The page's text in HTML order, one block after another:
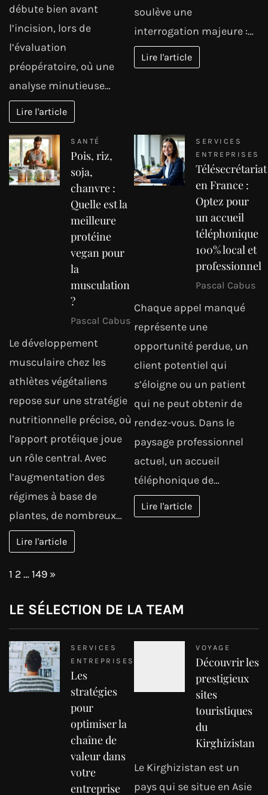
débute bien avant
l’incision, lors de
l’évaluation
préopératoire, où une
analyse minutieuse…
Lire l'article
soulève une
interrogation majeure :…
Lire l'article
SANTÉ
Pois, riz,
soja,
chanvre :
Quelle est la
meilleure
protéine
vegan pour
la
musculation
?
Pascal Cabus
Le développement
musculaire chez les
athlètes végétaliens
repose sur une stratégie
nutritionnelle précise, où
l’apport protéique joue
un rôle central. Avec
l’augmentation des
régimes à base de
plantes, de nombreux…
Lire l'article
SERVICES
ENTREPRISES
Télésecrétariat
en France :
Optez pour
un accueil
téléphonique
100% local et
professionnel
Pascal Cabus
Chaque appel manqué
représente une
opportunité perdue, un
client potentiel qui
s’éloigne ou un patient
qui ne peut obtenir de
rendez-vous. Dans le
paysage professionnel
actuel, un accueil
téléphonique de…
Lire l'article
Page:
1 2…149 Next
»
LE SÉLECTION DE LA TEAM
SERVICES
ENTREPRISES
Les
stratégies
pour
optimiser la
chaîne de
valeur dans
votre
entreprise
VOYAGE
Découvrir les
prestigieux
sites
touristiques
du
Kirghizistan
Le Kirghizistan est un
pays qui se situe en Asie